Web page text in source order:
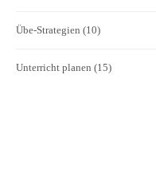
Übe-Strategien (10)
Unterricht planen (15)